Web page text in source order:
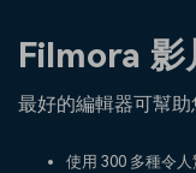
實用工具
解決方案
Filmora 影
最好的編輯器可幫助
使用 300 多種令